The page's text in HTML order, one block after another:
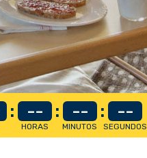
: --
HORAS
: --
MINUTOS
: --
SEGUNDOS